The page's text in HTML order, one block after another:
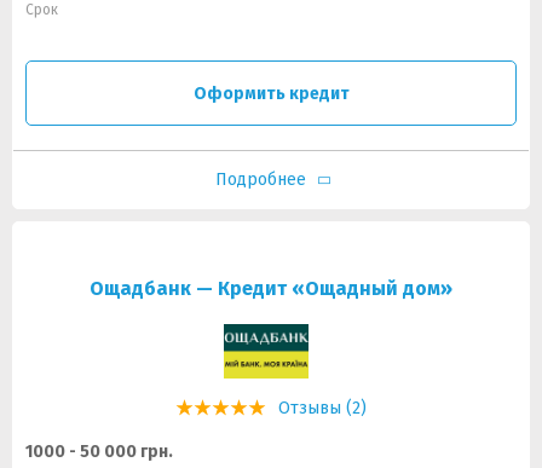
Срок
Оформить кредит
Подробнее
Ощадбанк — Кредит «Ощадный дом»
Отзывы (2)
1000 - 50 000 грн.